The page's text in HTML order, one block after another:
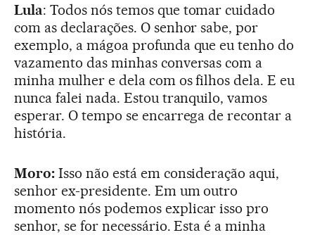
Lula: Todos nós temos que tomar cuidado
com as declarações. O senhor sabe, por
exemplo, a mágoa profunda que eu tenho do
vazamento das minhas conversas com a
minha mulher e dela com os filhos dela. E eu
nunca falei nada. Estou tranquilo, vamos
esperar. O tempo se encarrega de recontar a
história.
Moro:Isso não está em consideração aqui,
senhor ex-presidente. Em um outro
momento nós podemos explicar isso pro
senhor, se for necessário. Esta é a minha